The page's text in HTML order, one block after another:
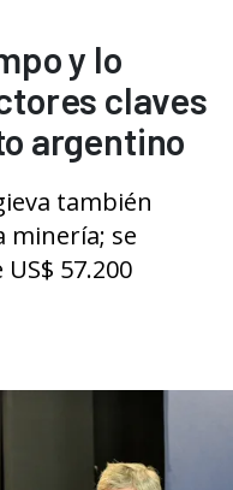
y lo
claves
argentino
también
minería; se
57.200